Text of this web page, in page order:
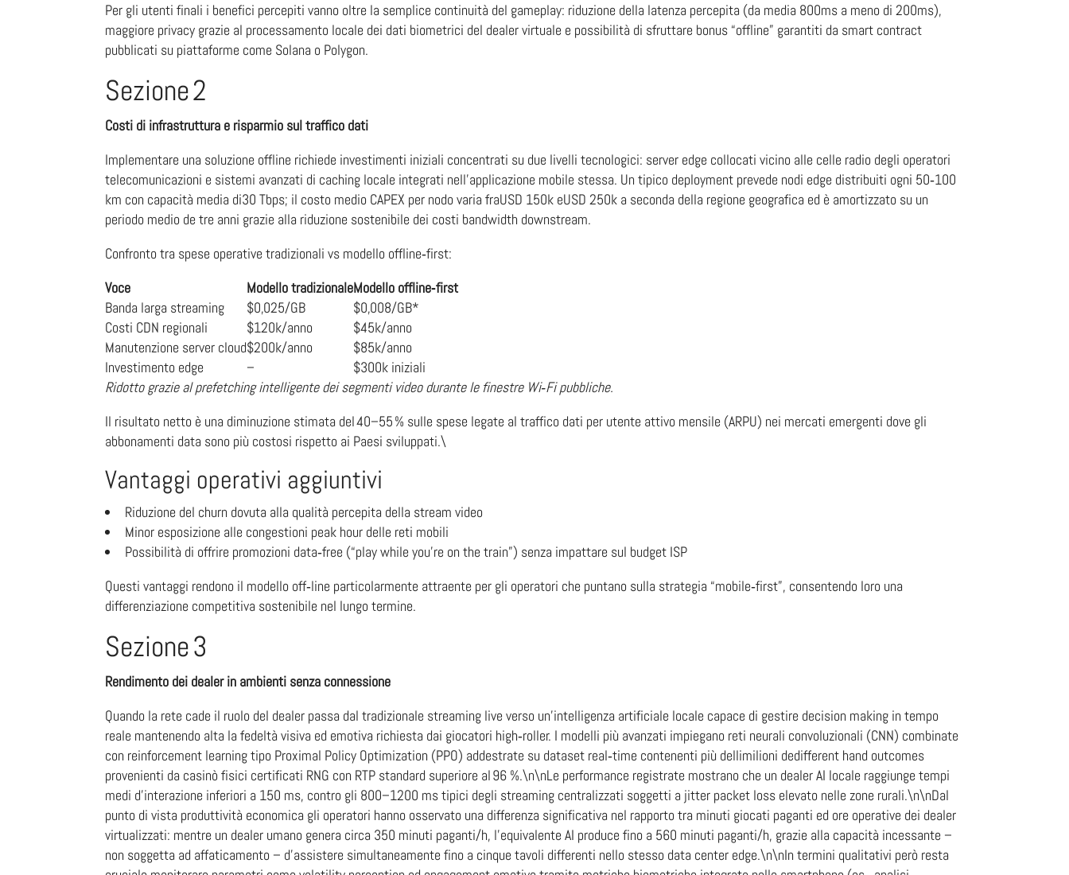
Per gli utenti finali i benefici percepiti vanno oltre la semplice continuità del gameplay: riduzione della latenza percepita (da media 800ms a meno di 200ms),
maggiore privacy grazie al processamento locale dei dati biometrici del dealer virtuale e possibilità di sfruttare bonus “offline” garantiti da smart contract
pubblicati su piattaforme come Solana o Polygon.
Sezione 2
Costi di infrastruttura e risparmio sul traffico dati
Implementare una soluzione offline richiede investimenti iniziali concentrati su due livelli tecnologici: server edge collocati vicino alle celle radio degli operatori
telecomunicazioni e sistemi avanzati di caching locale integrati nell’applicazione mobile stessa. Un tipico deployment prevede nodi edge distribuiti ogni ​50‑100​
km con capacità media di​30​ Tbps; il costo medio CAPEX per nodo varia fra​USD 150k​ e​USD 250k​ a seconda della regione geografica ed è amortizzato su un
periodo medio de tre anni grazie alla riduzione sostenibile dei costi bandwidth downstream.
Confronto tra spese operative tradizionali vs modello offline‑first:
Voce
Modello tradizionaleModello offline‑first
Banda larga streaming
$0,025/GB
$0,008/GB*
Costi CDN regionali
$120k/anno
$45k/anno
Manutenzione server cloud$200k/anno
$85k/anno
Investimento edge
–
$300k iniziali
Ridotto grazie al prefetching intelligente dei segmenti video durante le finestre Wi‑Fi pubbliche.
Il risultato netto è una diminuzione stimata del 40–55 % sulle spese legate al traffico dati per utente attivo mensile (ARPU) nei mercati emergenti dove gli
abbonamenti data sono più costosi rispetto ai Paesi sviluppati.\
Vantaggi operativi aggiuntivi
Riduzione del churn dovuta alla qualità percepita della stream video
Minor esposizione alle congestioni peak hour delle reti mobili
Possibilità di offrire promozioni data‑free (“play while you’re on the train”) senza impattare sul budget ISP
Questi vantaggi rendono il modello off‑line particolarmente attraente per gli operatori che puntano sulla strategia “mobile‑first”, consentendo loro una
differenziazione competitiva sostenibile nel lungo termine.
Sezione 3
Rendimento dei dealer in ambienti senza connessione
Quando la rete cade il ruolo del dealer passa dal tradizionale streaming live verso un’intelligenza artificiale locale capace di gestire decision making in tempo
reale mantenendo alta la fedeltà visiva ed emotiva richiesta dai giocatori high‑roller. I modelli più avanzati impiegano reti neurali convoluzionali (CNN) combinate
con reinforcement learning tipo Proximal Policy Optimization (PPO) addestrate su dataset real‐time contenenti più de­lli­milioni de­di­fferent hand outcomes
provenienti da casinò fisici certificati RNG con RTP standard superiore al 96 %.\n\nLe performance registrate mostrano che un dealer AI locale raggiunge tempi
medi d’interazione inferiori a 150 ms, contro gli 800–1200 ms tipici degli streaming centralizzati soggetti a jitter packet loss elevato nelle zone rurali.\n\nDal
punto di vista produttività economica gli operatori hanno osservato una differenza significativa nel rapporto tra minuti giocati paganti ed ore operative dei dealer
virtualizzati: mentre un dealer umano genera circa 350 minuti paganti/h, l’equivalente AI produce fino a 560 minuti paganti/h, grazie alla capacità incessante –
non soggetta ad affaticamento – d’assistere simultaneamente fino a cinque tavoli differenti nello stesso data center edge.\n\nIn termini qualitativi però resta